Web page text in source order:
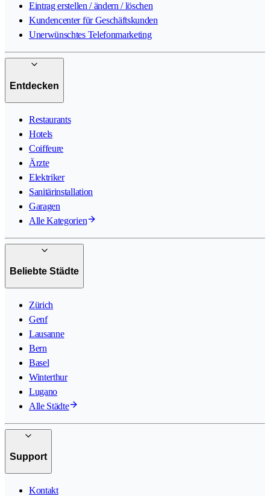
Eintrag erstellen / ändern / löschen
Kundencenter für Geschäftskunden
Unerwünschtes Telefonmarketing
Entdecken
Restaurants
Hotels
Coiffeure
Ärzte
Elektriker
Sanitärinstallation
Garagen
Alle Kategorien
Beliebte Städte
Zürich
Genf
Lausanne
Bern
Basel
Winterthur
Lugano
Alle Städte
Support
Kontakt